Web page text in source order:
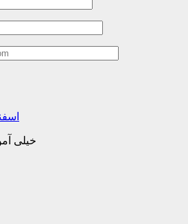
اسفند 8, 1392
خیلی